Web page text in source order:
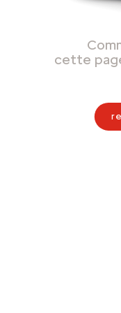
cette